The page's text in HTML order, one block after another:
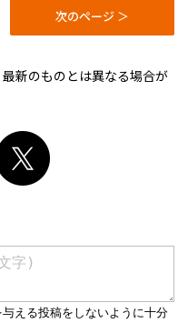
次のページ ＞
新のものとは異なる場合が